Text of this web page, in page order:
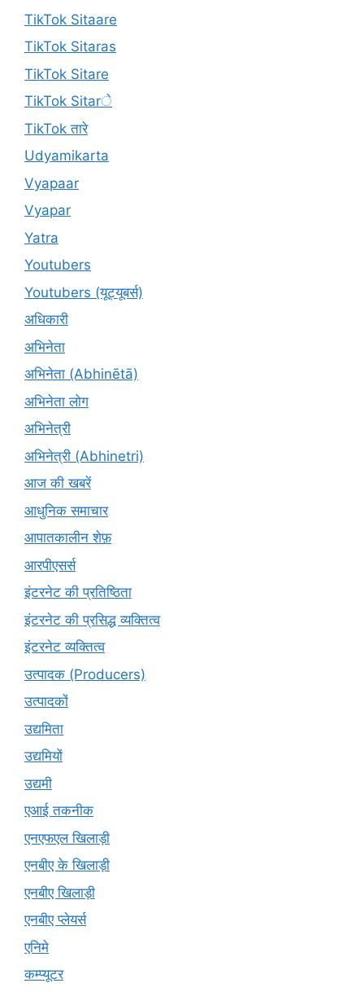
TikTok Sitaare
TikTok Sitaras
TikTok Sitare
TikTok Sitarे
TikTok तारे
Udyamikarta
Vyapaar
Vyapar
Yatra
Youtubers
Youtubers (यूट्यूबर्स)
अधिकारी
अभिनेता
अभिनेता (Abhinētā)
अभिनेता लोग
अभिनेत्री
अभिनेत्री (Abhinetri)
आज की खबरें
आधुनिक समाचार
आपातकालीन शेफ़
आरपीएसर्स
इंटरनेट की प्रतिष्ठिता
इंटरनेट की प्रसिद्ध व्यक्तित्व
इंटरनेट व्यक्तित्व
उत्पादक (Producers)
उत्पादकों
उद्यमिता
उद्यमियों
उद्यमी
एआई तकनीक
एनएफएल खिलाड़ी
एनबीए के खिलाड़ी
एनबीए खिलाड़ी
एनबीए प्लेयर्स
एनिमे
कम्प्यूटर